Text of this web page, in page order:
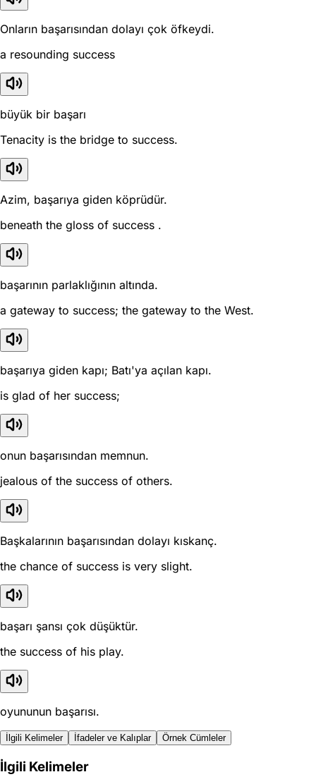
Onların başarısından dolayı çok öfkeydi.
a resounding success
büyük bir başarı
Tenacity is the bridge to success.
Azim, başarıya giden köprüdür.
beneath the gloss of success .
başarının parlaklığının altında.
a gateway to success; the gateway to the West.
başarıya giden kapı; Batı'ya açılan kapı.
is glad of her success;
onun başarısından memnun.
jealous of the success of others.
Başkalarının başarısından dolayı kıskanç.
the chance of success is very slight.
başarı şansı çok düşüktür.
the success of his play.
oyununun başarısı.
İlgili Kelimeler İfadeler ve Kalıplar Örnek Cümleler
İlgili Kelimeler